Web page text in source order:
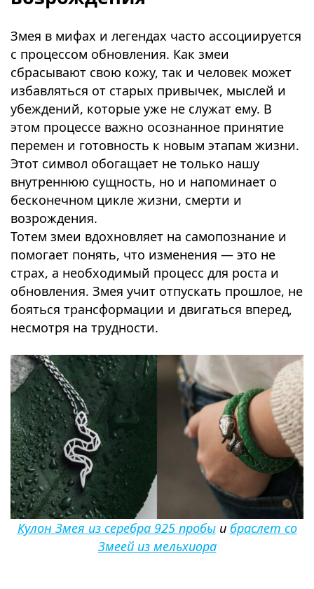
Змея в мифах и легендах часто ассоциируется
с процессом обновления. Как змеи
сбрасывают свою кожу, так и человек может
избавляться от старых привычек, мыслей и
убеждений, которые уже не служат ему. В
этом процессе важно осознанное принятие
перемен и готовность к новым этапам жизни.
Этот символ обогащает не только нашу
внутреннюю сущность, но и напоминает о
бесконечном цикле жизни, смерти и
возрождения.
Тотем змеи вдохновляет на самопознание и
помогает понять, что изменения — это не
страх, а необходимый процесс для роста и
обновления. Змея учит отпускать прошлое, не
бояться трансформации и двигаться вперед,
несмотря на трудности.
Кулон Змея из серебра 925 пробыи браслет со
Змеей из мельхиора